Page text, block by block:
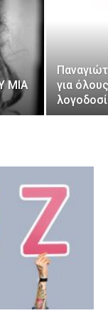
ΜΙΑ
για